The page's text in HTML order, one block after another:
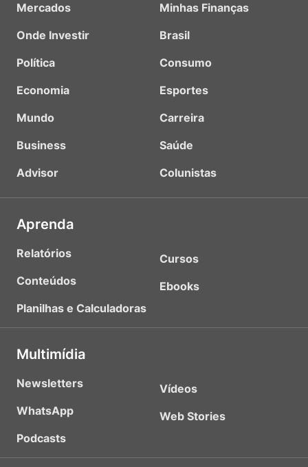
Mercados
Onde Investir
Política
Economia
Mundo
Business
Advisor
Minhas Finanças
Brasil
Consumo
Esportes
Carreira
Saúde
Colunistas
Aprenda
Relatórios
Conteúdos
Planilhas e Calculadoras
Cursos
Ebooks
Multimídia
Newsletters
WhatsApp
Podcasts
Vídeos
Web Stories